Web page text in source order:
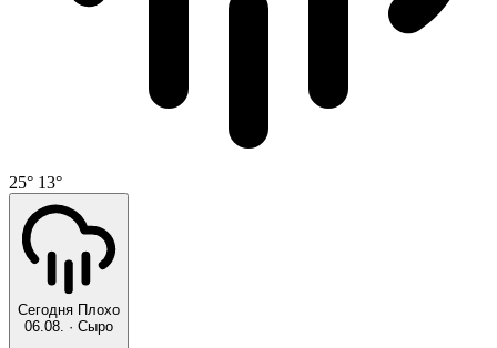
25° 13°
Сегодня Плохо
06.08. · Сыро